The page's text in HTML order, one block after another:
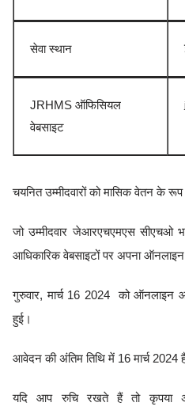
सेवा स्थान
JRHMS ऑफिसियल
वेबसाइट
चयनित उम्मीदवारों को मासिक वेतन के
जो उम्मीदवार जेआरएचएमएस सीएचओ
आधिकारिक वेबसाइटों पर अपना
गुरुवार, मार्च 16 2024 को
हुई।
आवेदन की अंतिम तिथि में 16 मार्च 2024
यदि आप रुचि रखते हैं तो कृपया